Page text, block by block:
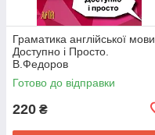
Граматика англійської мови.
Доступно і Просто.
В.Федоров
Готово до відправки
220 ₴